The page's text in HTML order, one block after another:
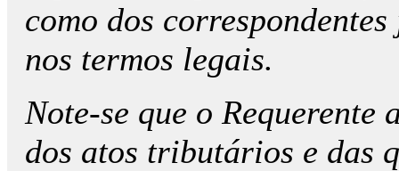
como dos
nos termos legais.
Note-se que o Requerente
dos atos tributários e das